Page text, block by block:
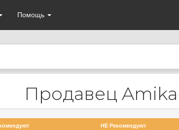
Помощь
Продавец
НЕ Рекомендуют